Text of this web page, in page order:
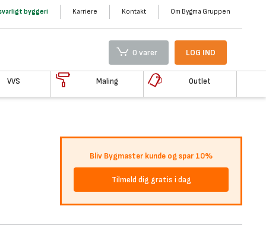
byggeri Karriere Kontakt Om Bygma Gruppen
0 varer LOG IND
VVS Maling Outlet
Bliv Bygmaster kunde og spar 10%
Tilmeld dig gratis i dag